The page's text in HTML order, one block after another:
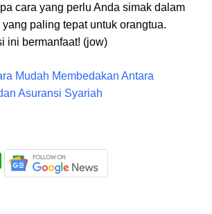
cara yang perlu Anda simak dalam
paling tepat untuk orangtua.
ini bermanfaat! (jow)
Mudah Membedakan Antara
Asuransi Syariah
W
h